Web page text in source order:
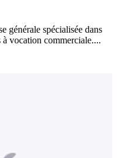
générale spécialisée dans
vocation commerciale....